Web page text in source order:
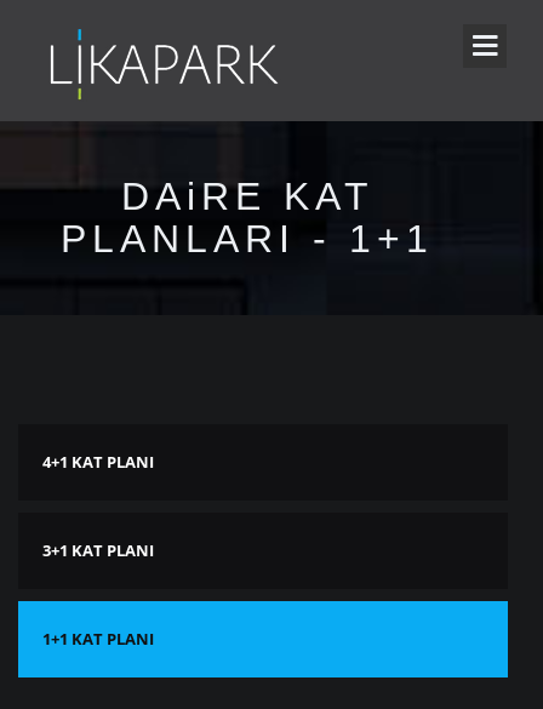
DAiRE KAT
PLANLARI - 1+1
4+1 KAT PLANI
3+1 KAT PLANI
1+1 KAT PLANI